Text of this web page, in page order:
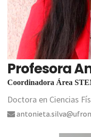
Profesora
Coordinadora Área
Doctora en Ciencias